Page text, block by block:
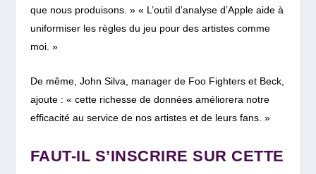
que nous produisons. » « L’outil d’analyse d’Apple aide à
uniformiser les règles du jeu pour des artistes comme
moi. »
De même, John Silva, manager de Foo Fighters et Beck,
ajoute : « cette richesse de données améliorera notre
efficacité au service de nos artistes et de leurs fans. »
FAUT-IL S’INSCRIRE SUR CETTE